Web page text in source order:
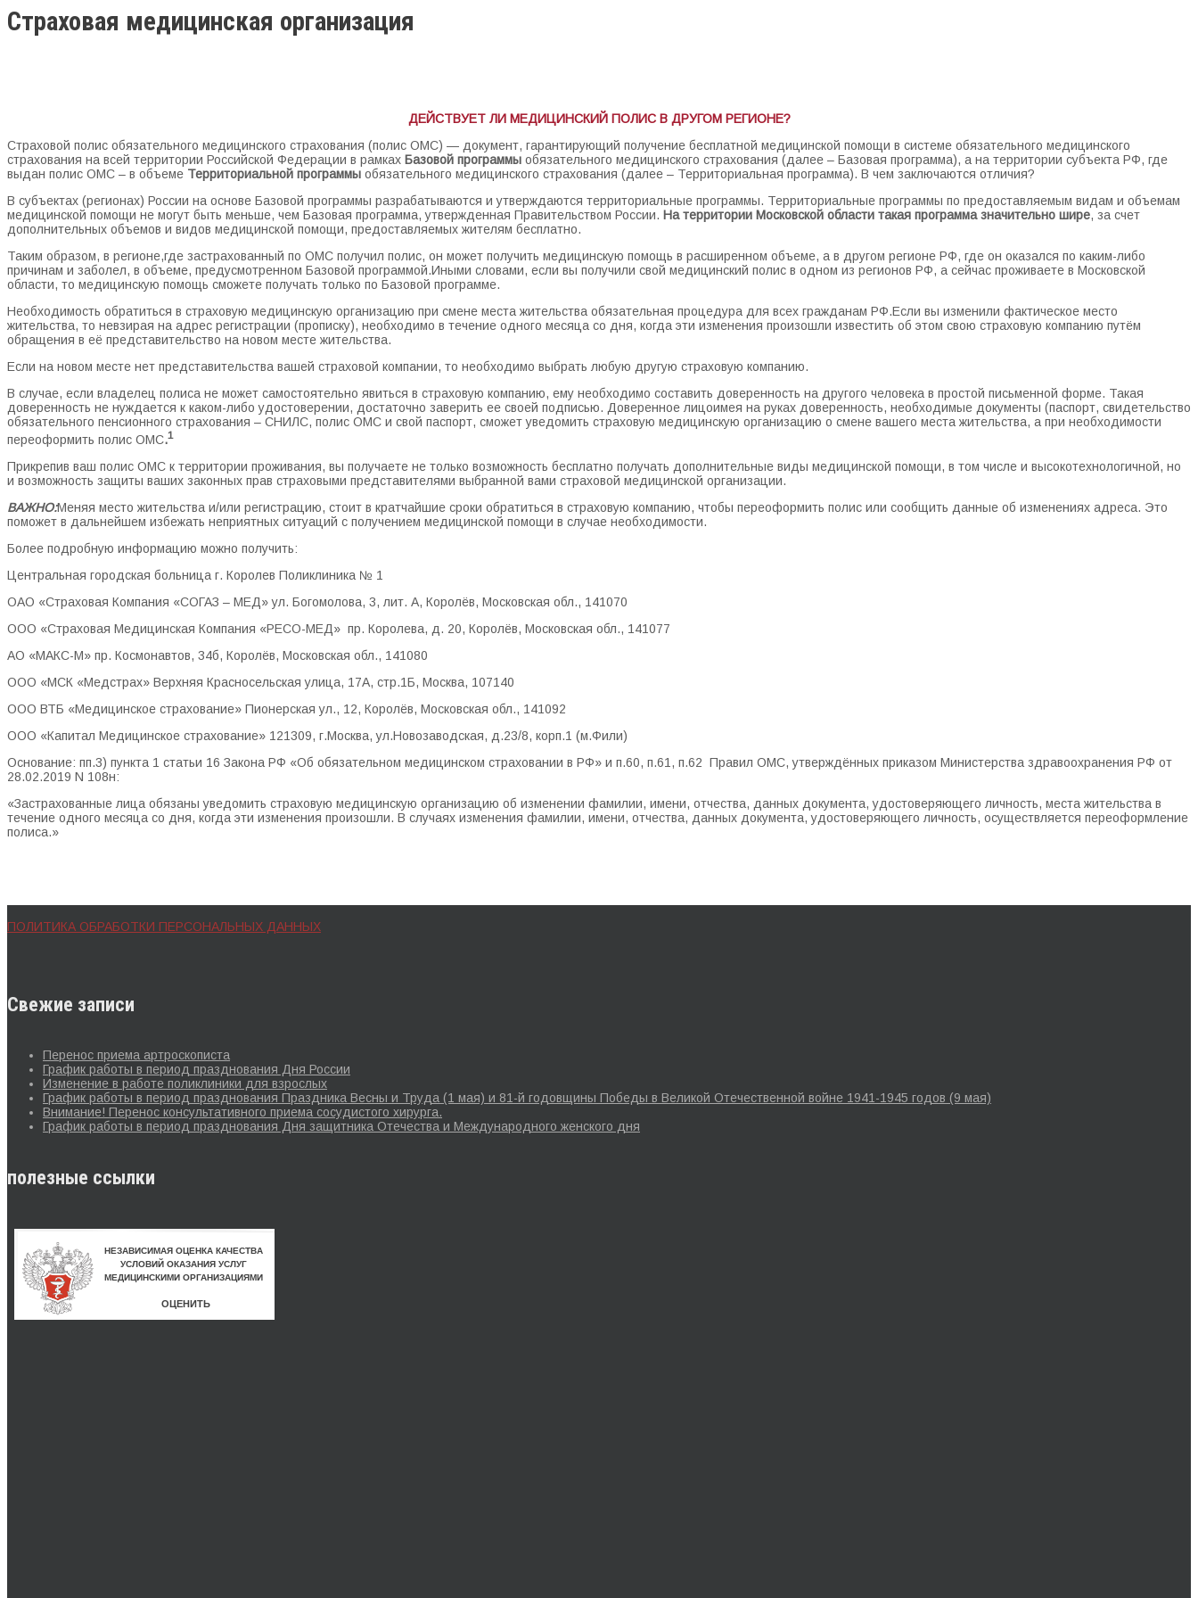
Страховая медицинская организация
ДЕЙСТВУЕТ ЛИ МЕДИЦИНСКИЙ ПОЛИС В ДРУГОМ РЕГИОНЕ?
Страховой полис обязательного медицинского страхования (полис ОМС) — документ, гарантирующий получение бесплатной медицинской помощи в системе обязательного медицинского
страхования на всей территории Российской Федерации в рамках Базовой программы обязательного медицинского страхования (далее – Базовая программа), а на территории субъекта РФ, где
выдан полис ОМС – в объеме Территориальной программы обязательного медицинского страхования (далее – Территориальная программа). В чем заключаются отличия?
В субъектах (регионах) России на основе Базовой программы разрабатываются и утверждаются территориальные программы. Территориальные программы по предоставляемым видам и объемам
медицинской помощи не могут быть меньше, чем Базовая программа, утвержденная Правительством России. На территории Московской области такая программа значительно шире, за счет
дополнительных объемов и видов медицинской помощи, предоставляемых жителям бесплатно.
Таким образом, в регионе,где застрахованный по ОМС получил полис, он может получить медицинскую помощь в расширенном объеме, а в другом регионе РФ, где он оказался по каким-либо
причинам и заболел, в объеме, предусмотренном Базовой программой.Иными словами, если вы получили свой медицинский полис в одном из регионов РФ, а сейчас проживаете в Московской
области, то медицинскую помощь сможете получать только по Базовой программе.
Необходимость обратиться в страховую медицинскую организацию при смене места жительства обязательная процедура для всех гражданам РФ.Если вы изменили фактическое место
жительства, то невзирая на адрес регистрации (прописку), необходимо в течение одного месяца со дня, когда эти изменения произошли известить об этом свою страховую компанию путём
обращения в её представительство на новом месте жительства.
Если на новом месте нет представительства вашей страховой компании, то необходимо выбрать любую другую страховую компанию.
В случае, если владелец полиса не может самостоятельно явиться в страховую компанию, ему необходимо составить доверенность на другого человека в простой письменной форме. Такая
доверенность не нуждается к каком-либо удостоверении, достаточно заверить ее своей подписью. Доверенное лицоимея на руках доверенность, необходимые документы (паспорт, свидетельство
обязательного пенсионного страхования – СНИЛС, полис ОМС и свой паспорт, сможет уведомить страховую медицинскую организацию о смене вашего места жительства, а при необходимости
переоформить полис ОМС.1
Прикрепив ваш полис ОМС к территории проживания, вы получаете не только возможность бесплатно получать дополнительные виды медицинской помощи, в том числе и высокотехнологичной, но
и возможность защиты ваших законных прав страховыми представителями выбранной вами страховой медицинской организации.
ВАЖНО:Меняя место жительства и/или регистрацию, стоит в кратчайшие сроки обратиться в страховую компанию, чтобы переоформить полис или сообщить данные об изменениях адреса. Это
поможет в дальнейшем избежать неприятных ситуаций с получением медицинской помощи в случае необходимости.
Более подробную информацию можно получить:
Центральная городская больница г. Королев Поликлиника № 1
ОАО «Страховая Компания «СОГАЗ – МЕД» ул. Богомолова, 3, лит. А, Королёв, Московская обл., 141070
ООО «Страховая Медицинская Компания «РЕСО-МЕД» пр. Королева, д. 20, Королёв, Московская обл., 141077
АО «МАКС-М» пр. Космонавтов, 34б, Королёв, Московская обл., 141080
ООО «МСК «Медстрах» Верхняя Красносельская улица, 17А, стр.1Б, Москва, 107140
ООО ВТБ «Медицинское страхование» Пионерская ул., 12, Королёв, Московская обл., 141092
ООО «Капитал Медицинское страхование» 121309, г.Москва, ул.Новозаводская, д.23/8, корп.1 (м.Фили)
Основание: пп.3) пункта 1 статьи 16 Закона РФ «Об обязательном медицинском страховании в РФ» и п.60, п.61, п.62 Правил ОМС, утверждённых приказом Министерства здравоохранения РФ от
28.02.2019 N 108н:
«Застрахованные лица обязаны уведомить страховую медицинскую организацию об изменении фамилии, имени, отчества, данных документа, удостоверяющего личность, места жительства в
течение одного месяца со дня, когда эти изменения произошли. В случаях изменения фамилии, имени, отчества, данных документа, удостоверяющего личность, осуществляется переоформление
полиса.»
ПОЛИТИКА ОБРАБОТКИ ПЕРСОНАЛЬНЫХ ДАННЫХ
Свежие записи
Перенос приема артроскописта
График работы в период празднования Дня России
Изменение в работе поликлиники для взрослых
График работы в период празднования Праздника Весны и Труда (1 мая) и 81-й годовщины Победы в Великой Отечественной войне 1941-1945 годов (9 мая)
Внимание! Перенос консультативного приема сосудистого хирурга.
График работы в период празднования Дня защитника Отечества и Международного женского дня
полезные ссылки